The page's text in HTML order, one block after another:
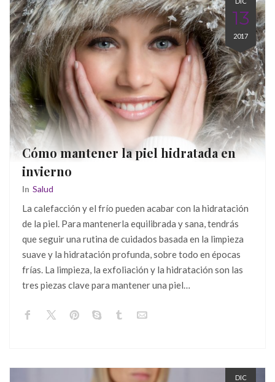
13
2017
Cómo mantener la piel hidratada en
invierno
In Salud
La calefacción y el frío pueden acabar con la hidratación
de la piel. Para mantenerla equilibrada y sana, tendrás
que seguir una rutina de cuidados basada en la limpieza
suave y la hidratación profunda, sobre todo en épocas
frías. La limpieza, la exfoliación y la hidratación son las
tres piezas clave para mantener una piel…
DIC